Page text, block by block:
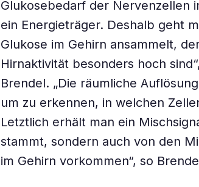
Glukosebedarf der Nervenzellen
ein Energieträger. Deshalb geht
Glukose im Gehirn ansammelt,
Hirnaktivität besonders hoch
Brendel. „Die räumliche
um zu erkennen, in welchen
Letztlich erhält man ein
stammt, sondern auch von den
im Gehirn vorkommen“, so